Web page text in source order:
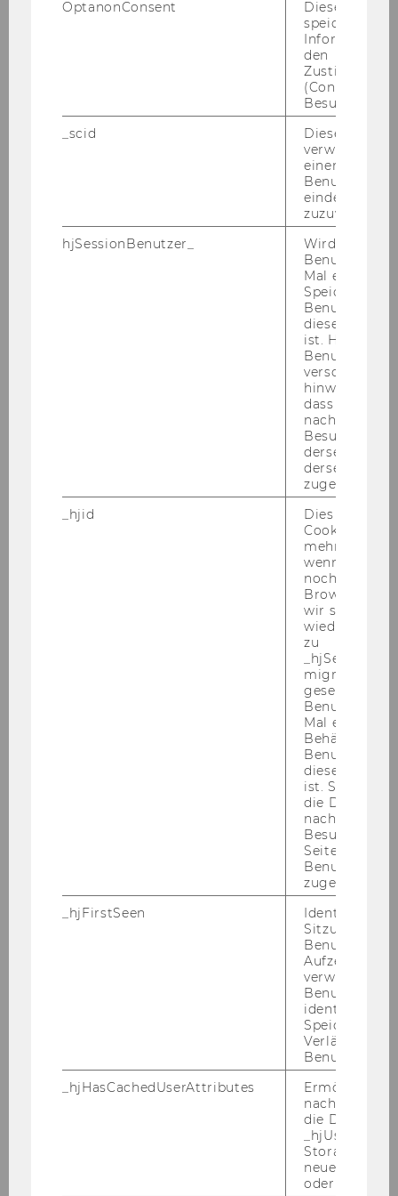
Hai Yen Luu
Roberto Rosati
robertomaria.rosati@wu.ac.at
OptanonConsent
Dieses Cookie
speichert
den
(Consent)
Besuchers.
_scid
Dieses
verwendet,
einem/einer
Benutzer*in
eindeutige ID
zuzuweisen
hjSessionBenutzer_
Wird gesetzt,
Benutzer
Mal eine
Speichert die
Benutzer-ID,
diese Seite
ist. Hotjar
Benutzer
verschiedene
hinweg.Stellt
dass Daten
Besuchen auf
derselben
derselben
zugeordnet
_hjid
Dies ist ein
Cookie, das
mehr setzen,
wenn ein
noch in
Browser hat,
wir seinen
zu
migrieren.
gesetzt,
Benutzer
Mal eine
Behält die
Benutzer-ID
diese Seite
ist. Stellt
die Daten von
Besuchen
Seite
Benutzer-ID
zugeordnet
_hjFirstSeen Identifiziert
Sitzung eines
Benutzers.
verwendet,
identifizieren.
Verlängert
_hjHasCachedUserAttributes
Ermöglicht
die Daten in
Storage auf
neuesten
oder nicht.